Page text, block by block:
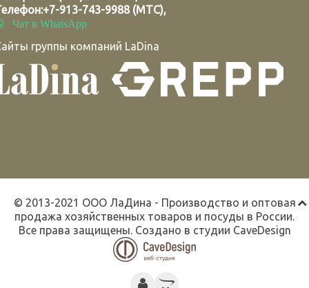
+7-913-743-9988 (МТС),
Чат в WhatsApp
группы компаний LaDina
© 2013-2021 ООО ЛаДина - Производство и оптовая
продажа хозяйственных товаров и посуды в России.
Все права защищены. Создано в студии CaveDesign